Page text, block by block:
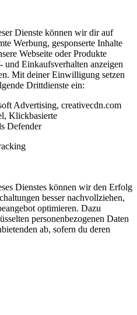
Dienste können wir dir auf
Werbung, gesponserte Inhalte
Webseite oder Produkte
und Einkaufsverhalten anzeigen
Mit deiner Einwilligung setzen
Drittdienste ein:
Advertising, creativecdn.com
Klickbasierte
Defender
Dienstes können wir den Erfolg
besser nachvollziehen,
optimieren. Dazu
personenbezogenen Daten
ab, sofern du deren